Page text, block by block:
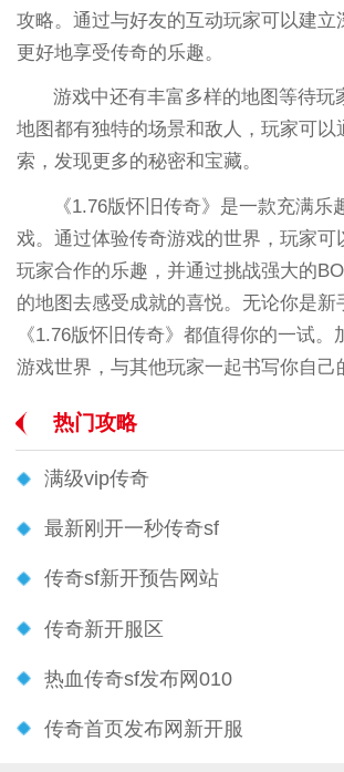
攻略。通过与好友的互动玩家可以建立
更好地享受传奇的乐趣。
游戏中还有丰富多样的地图等待玩
地图都有独特的场景和敌人，玩家可以
索，发现更多的秘密和宝藏。
《1.76版怀旧传奇》是一款充满乐
戏。通过体验传奇游戏的世界，玩家可
玩家合作的乐趣，并通过挑战强大的
的地图去感受成就的喜悦。无论你是新
《1.76版怀旧传奇》都值得你的一试。
游戏世界，与其他玩家一起书写你自己
热门攻略
满级vip传奇
最新刚开一秒传奇sf
传奇sf新开预告网站
传奇新开服区
热血传奇sf发布网010
传奇首页发布网新开服